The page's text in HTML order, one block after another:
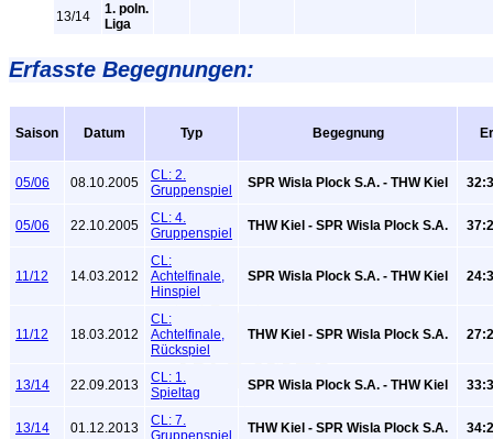
13/14
1. poln.
Liga
Erfasste Begegnungen:
Saison Datum Typ Begegnung
05/06 08.10.2005
CL: 2.
Gruppenspiel
SPR Wisla Plock S.A. - THW Kiel
05/06 22.10.2005
CL: 4.
Gruppenspiel
THW Kiel - SPR Wisla Plock S.A.
11/12 14.03.2012
CL:
Achtelfinale,
Hinspiel
SPR Wisla Plock S.A. - THW Kiel
11/12 18.03.2012
CL:
Achtelfinale,
Rückspiel
THW Kiel - SPR Wisla Plock S.A.
13/14 22.09.2013
CL: 1.
Spieltag
SPR Wisla Plock S.A. - THW Kiel
13/14 01.12.2013
CL: 7.
THW Kiel - SPR Wisla Plock S.A.